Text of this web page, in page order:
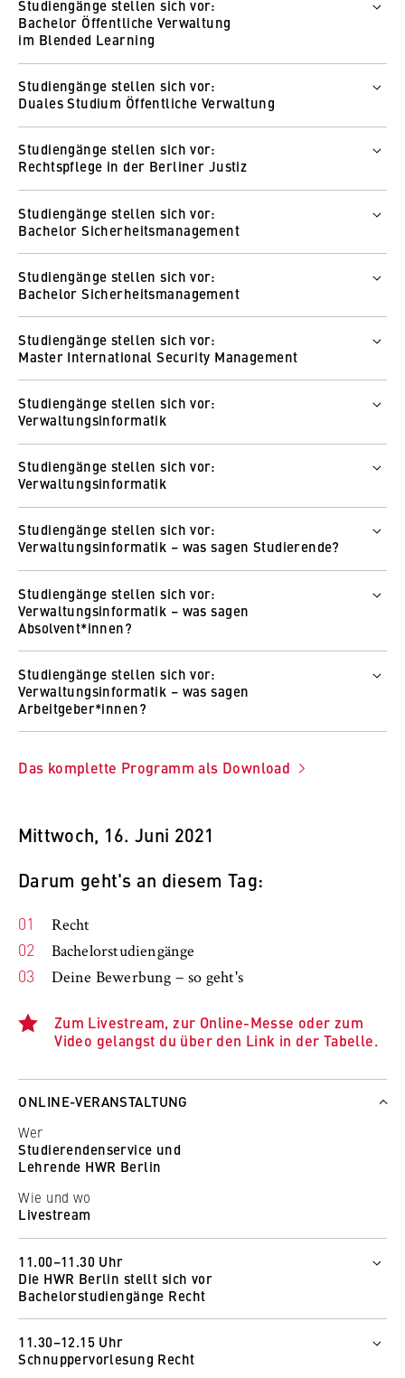
Prof. Dr. Stephan Tomerius
Wie und wo
Studiengänge stellen sich vor:
Bachelor Öffentliche Verwaltung
im Blended Learning
Wer
Anne Voigt
Studiengänge stellen sich vor:
Duales Studium Öffentliche Verwaltung
Wer
Prof. Dr. Stephan Tomerius
Studiengänge stellen sich vor:
Rechtspflege in der Berliner Justiz
Wer
Kammergericht des Landes Berlin
Studiengänge stellen sich vor:
Bachelor Sicherheitsmanagement
Wer
Fachbereich Polizei und Sicherheitsmanagement
Studiengänge stellen sich vor:
Bachelor Sicherheitsmanagement
Wer
Prof. Dr. Vincenz Leuschner
Studiengänge stellen sich vor:
Master International Security Management
Fachbereich Polizei und Sicherheitsmanagement
Studiengänge stellen sich vor:
Verwaltungsinformatik
Wer
Prof. Dr. Dagmar Lück-Schneider
Studiengänge stellen sich vor:
Verwaltungsinformatik
Wer
Studierende HWR Berlin
Studiengänge stellen sich vor:
Verwaltungsinformatik – was sagen Studierende?
Wer
Studierende HWR Berlin
Wie und wo
Studiengänge stellen sich vor:
Verwaltungsinformatik – was sagen
Absolvent*innen?
Wer
Absolventinnen und Absolventen HWR Berlin
Wie und wo
Zum Video
Studiengänge stellen sich vor:
Verwaltungsinformatik – was sagen
Arbeitgeber*innen?
Das komplette Programm als Download
Mittwoch, 16. Juni 2021
Darum geht's an diesem Tag:
Recht
Bachelorstudiengänge
Deine Bewerbung − so geht's
Zum Livestream, zur Online-Messe oder zum
Video gelangst du über den Link in der Tabelle.
ONLINE-VERANSTALTUNG
Wer
Studierendenservice und
Lehrende HWR Berlin
Wie und wo
Livestream
11.00–11.30 Uhr
Die HWR Berlin stellt sich vor
Bachelorstudiengänge Recht
Wer
Arndis Heß
Helen Gikal
11.30–12.15 Uhr
Schnuppervorlesung Recht